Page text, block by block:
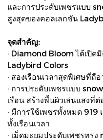
และการประดับเพชรแบบ
สูงสุดของคอลเลกชัน
จุดสำคัญ:
· Diamond Bloom ได้เปิด
Ladybird Colors
· สองเรือนเวลาสุดพิเศษที่
· การประดับเพชรแบบ
เรือน สร้างพื้นผิวเล่นแสงที่ต่
· มีการใช้เพชรทั้งหมด 919
ทั้งเรือนเวลา
· เม็ดมะยมประดับเพชรทร